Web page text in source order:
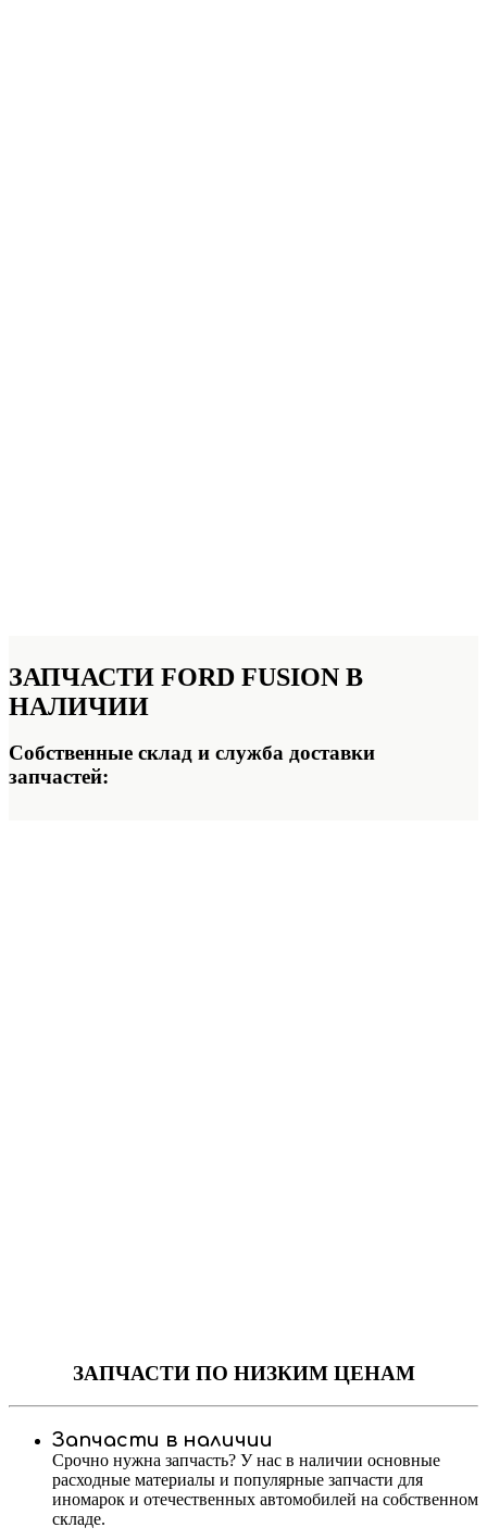
ЗАПЧАСТИ FORD FUSION В
НАЛИЧИИ
Собственные склад и служба доставки
запчастей:
ЗАПЧАСТИПО НИЗКИМ ЦЕНАМ
Запчасти в наличии
Срочно нужна запчасть? У нас в наличии основные
расходные материалы и популярные запчасти для
иномарок и отечественных автомобилей на собственном
складе.